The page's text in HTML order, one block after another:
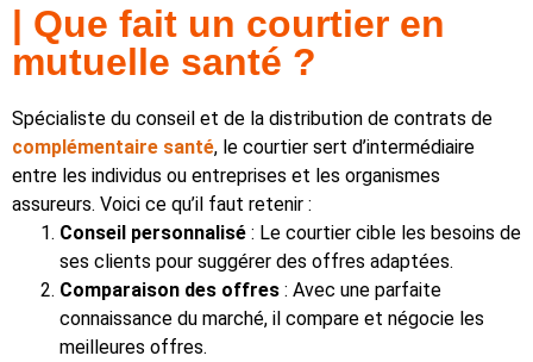
| Que fait un courtier en
mutuelle santé ?
Spécialiste du conseil et de la distribution de contrats de
complémentaire santé, le courtier sert d’intermédiaire
entre les individus ou entreprises et les organismes
assureurs. Voici ce qu’il faut retenir :
Conseil personnalisé : Le courtier cible les besoins de
ses clients pour suggérer des offres adaptées.
Comparaison des offres : Avec une parfaite
connaissance du marché, il compare et négocie les
meilleures offres.